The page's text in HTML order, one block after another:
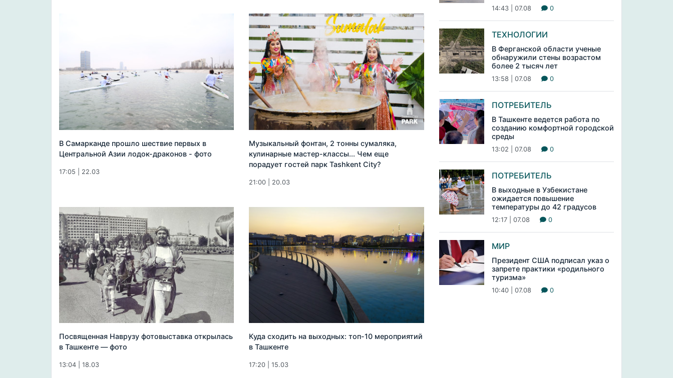
В Самарканде прошло шествие первых в
Центральной Азии лодок-драконов - фото
17:05 | 22.03
Музыкальный фонтан, 2 тонны сумаляка,
кулинарные мастер-классы... Чем еще
порадует гостей парк Tashkent City?
21:00 | 20.03
Посвященная Наврузу фотовыставка открылась
в Ташкенте — фото
13:04 | 18.03
Куда сходить на выходных: топ-10 мероприятий
в Ташкенте
17:20 | 15.03
14:43 | 07.08 0
ТЕХНОЛОГИИ
В Ферганской области ученые
обнаружили стены возрастом
более 2 тысяч лет
13:58 | 07.08 0
ПОТРЕБИТЕЛЬ
В Ташкенте ведется работа по
созданию комфортной городской
среды
13:02 | 07.08 0
ПОТРЕБИТЕЛЬ
В выходные в Узбекистане
ожидается повышение
температуры до 42 градусов
12:17 | 07.08 0
МИР
Президент США подписал указ о
запрете практики «родильного
туризма»
10:40 | 07.08 0